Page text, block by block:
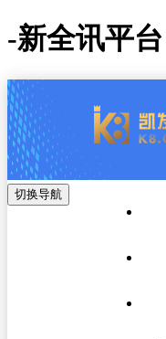
-新全讯平台
切换导航